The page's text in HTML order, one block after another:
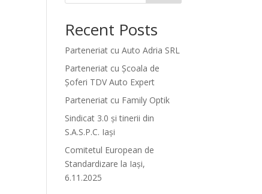
Recent Posts
Parteneriat cu Auto Adria SRL
Parteneriat cu Școala de
Șoferi TDV Auto Expert
Parteneriat cu Family Optik
Sindicat 3.0 și tinerii din
S.A.S.P.C. Iași
Comitetul European de
Standardizare la Iași,
6.11.2025